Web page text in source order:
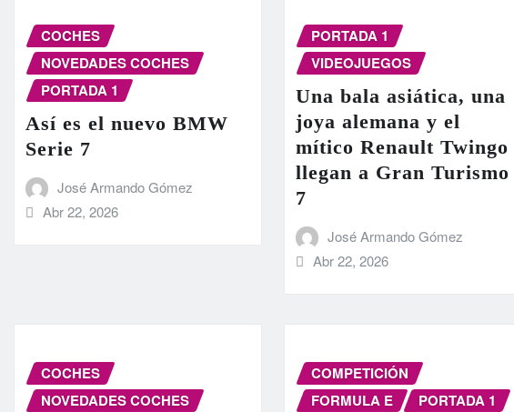
COCHES
NOVEDADES COCHES
PORTADA 1
Así es el nuevo BMW
Serie 7
José Armando Gómez
Abr 22, 2026
PORTADA 1
VIDEOJUEGOS
Una bala asiática, una
joya alemana y el
mítico Renault Twingo
llegan a Gran Turismo
7
José Armando Gómez
Abr 22, 2026
COCHES
NOVEDADES COCHES
COMPETICIÓN
FORMULA E
PORTADA 1